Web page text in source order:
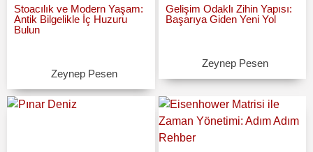
Stoacılık ve Modern Yaşam:
Antik Bilgelikle İç Huzuru
Bulun
Zeynep Pesen
Gelişim Odaklı Zihin Yapısı:
Başarıya Giden Yeni Yol
Zeynep Pesen